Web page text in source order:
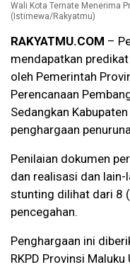
Wali Kota Ternate Menerima
(Istimewa/Rakyatmu)
RAKYATMU.COM –
mendapatkan
oleh Pemerintah
Perencanaan
Sedangkan
penghargaan
Penilaian dokumen
dan realisasi dan lain-
stunting dilihat dari 8
pencegahan.
Penghargaan ini
RKPD Provinsi